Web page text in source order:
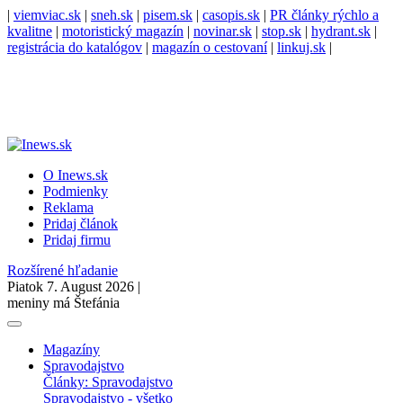
| viemviac.sk | sneh.sk | pisem.sk | casopis.sk | PR články rýchlo a
kvalitne | motoristický magazín | novinar.sk | stop.sk | hydrant.sk |
registrácia do katalógov | magazín o cestovaní| linkuj.sk |
O Inews.sk
Podmienky
Reklama
Pridaj článok
Pridaj firmu
Rozšírené hľadanie
Piatok 7. August 2026 |
meniny má Štefánia
Magazíny
Spravodajstvo
Články: Spravodajstvo
Spravodajstvo - všetko